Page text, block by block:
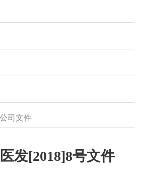
公司文件
发[2018]8号文件